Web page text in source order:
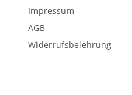
Impressum
AGB
Widerrufsbelehrung